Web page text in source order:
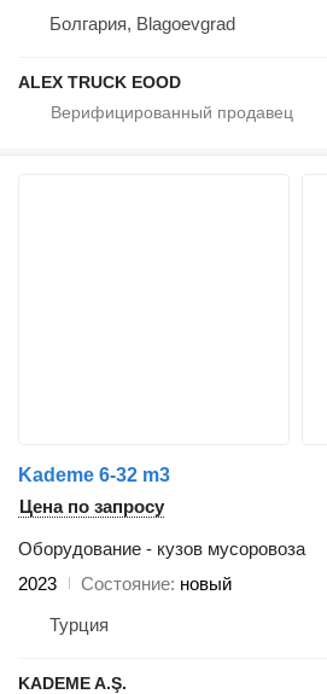
Болгария, Blagoevgrad
ALEX TRUCK EOOD
Kademe 6-32 m3
Цена по запросу
Оборудование - кузов мусоровоза
2023
Состояние новый
Турция
KADEME A.Ş.